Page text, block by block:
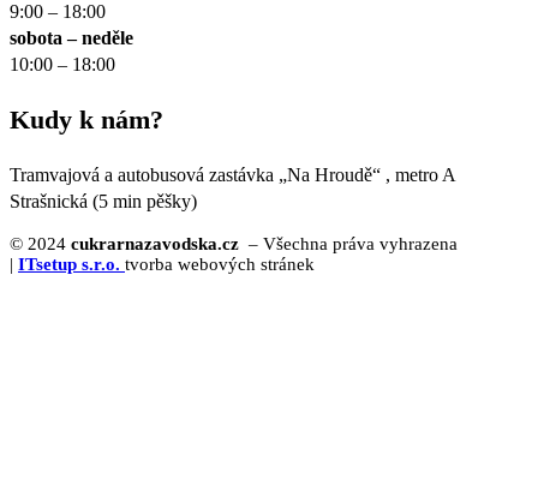
9:00 – 18:00
sobota – neděle
10:00 – 18:00
Kudy k nám?
Tramvajová a autobusová zastávka „Na Hroudě“ , metro A
Strašnická (5 min pěšky)
© 2024 cukrarnazavodska.cz – Všechna práva vyhrazena
| ITsetup s.r.o. tvorba webových stránek